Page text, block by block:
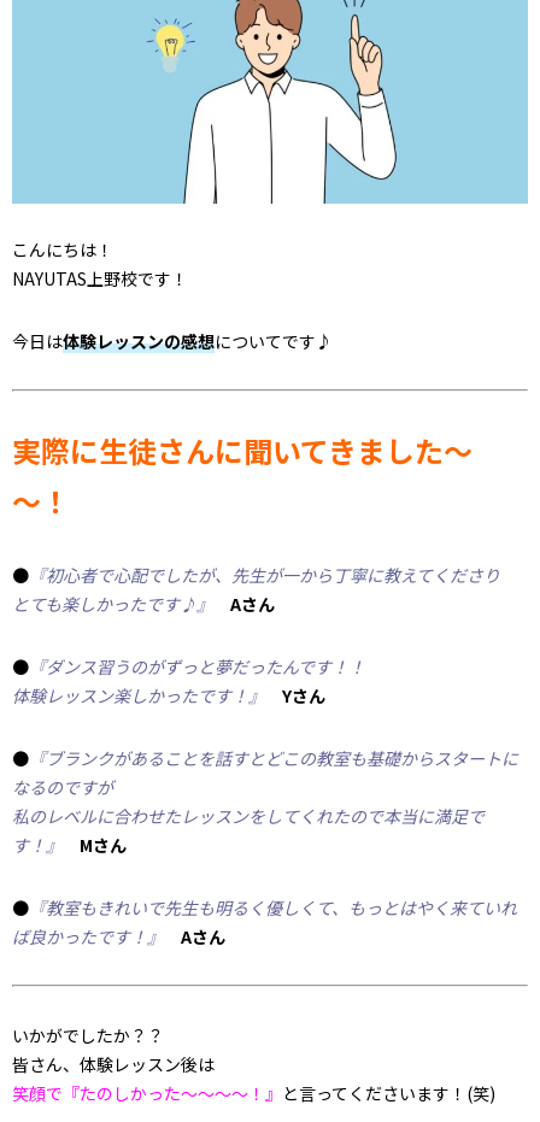
こんにちは！
NAYUTAS上野校です！
今日は体験レッスンの感想についてです♪
実際に生徒さんに聞いてきました～
～！
● 『初心者で心配でしたが、先生が一から丁寧に教えてくださり
とても楽しかったです♪』
Aさん
● 『ダンス習うのがずっと夢だったんです！！
体験レッスン楽しかったです！』
Yさん
● 『ブランクがあることを話すとどこの教室も基礎からスタートに
なるのですが
私のレベルに合わせたレッスンをしてくれたので本当に満足で
す！』
Mさん
● 『教室もきれいで先生も明るく優しくて、もっとはやく来ていれ
ば良かったです！』
Aさん
いかがでしたか？？
皆さん、体験レッスン後は
笑顔で『たのしかった～～～～！』 と言ってくださいます！(笑)